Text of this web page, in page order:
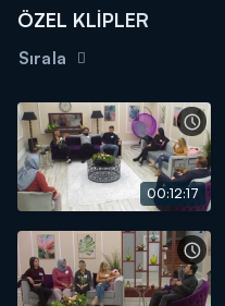
ÖZEL KLİPLER
Sırala
00:12:17